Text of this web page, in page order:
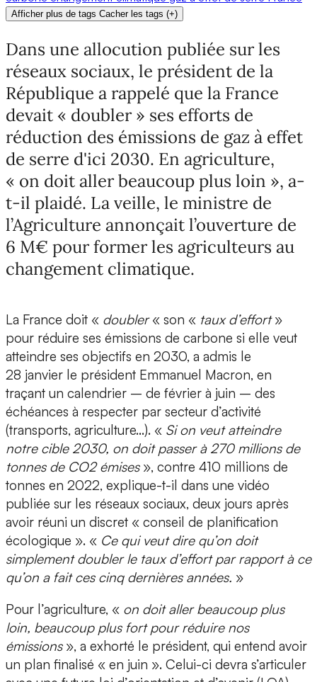
Afficher plus de tags Cacher les tags (+)
Dans une allocution publiée sur les
réseaux sociaux, le président de la
République a rappelé que la France
devait « doubler » ses efforts de
réduction des émissions de gaz à effet
de serre d'ici 2030. En agriculture,
« on doit aller beaucoup plus loin », a-
t-il plaidé. La veille, le ministre de
l’Agriculture annonçait l’ouverture de
6 M€ pour former les agriculteurs au
changement climatique.
La France doit « doubler« son « taux d’effort»
pour réduire ses émissions de carbone si elle veut
atteindre ses objectifs en 2030, a admis le
28 janvier le président Emmanuel Macron, en
traçant un calendrier – de février à juin – des
échéances à respecter par secteur d’activité
(transports, agriculture…). « Si on veut atteindre
notre cible 2030, on doit passer à 270 millions de
tonnes de CO2 émises», contre 410 millions de
tonnes en 2022, explique-t-il dans une vidéo
publiée sur les réseaux sociaux, deux jours après
avoir réuni un discret « conseil de planification
écologique ». « Ce qui veut dire qu’on doit
simplement doubler le taux d’effort par rapport à ce
qu’on a fait ces cinq dernières années. »
Pour l’agriculture, « on doit aller beaucoup plus
loin, beaucoup plus fort pour réduire nos
émissions», a exhorté le président, qui entend avoir
un plan finalisé « en juin ». Celui-ci devra s’articuler